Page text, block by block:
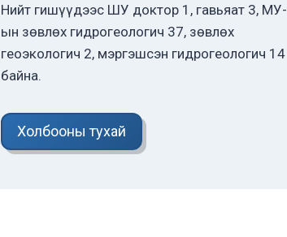
Нийт гишүүдээс ШУ доктор 1, гавьяат 3, МУ-
ын зөвлөх гидрогеологич 37, зөвлөх
геоэкологич 2, мэргэшсэн гидрогеологич 14
байна.
Холбооны тухай